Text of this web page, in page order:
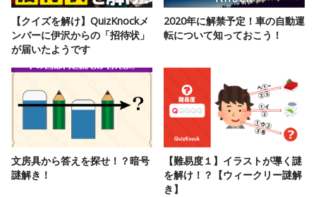
【クイズを解け】QuizKnockメ
ンバーに伊沢からの「招待状」
が届いたようです
2020年に解禁予定！車の自動運
転について知っておこう！
文房具から答えを探せ！？暗号
謎解き！
【難易度１】イラストが導く謎
を解け！？【ウィークリー謎解
き】